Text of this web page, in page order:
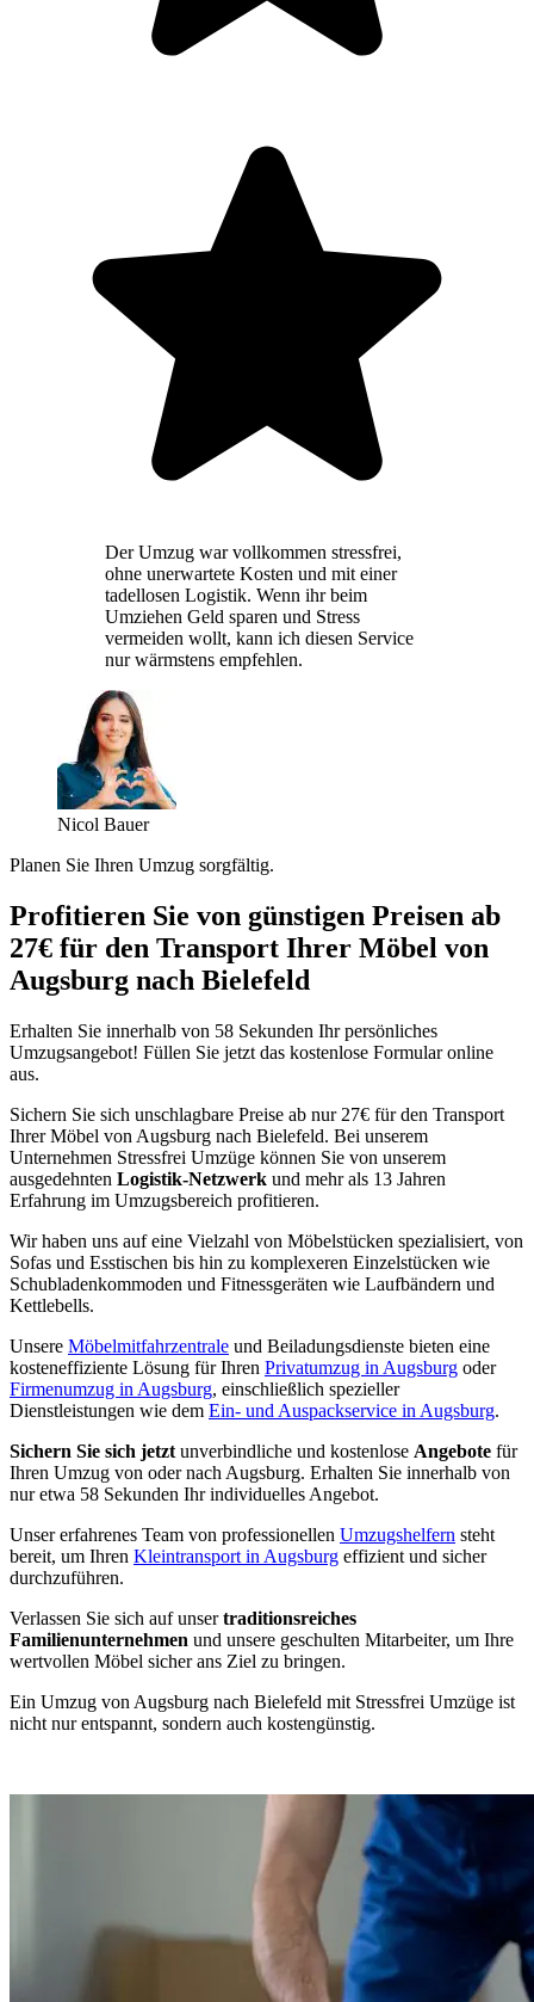
Der Umzug war vollkommen stressfrei,
ohne unerwartete Kosten und mit einer
tadellosen Logistik. Wenn ihr beim
Umziehen Geld sparen und Stress
vermeiden wollt, kann ich diesen Service
nur wärmstens empfehlen.
Nicol Bauer
Planen Sie Ihren Umzug sorgfältig.
Profitieren Sie von günstigen Preisen ab
27€ für den Transport Ihrer Möbel von
Augsburg nach Bielefeld
Erhalten Sie innerhalb von 58 Sekunden Ihr persönliches
Umzugsangebot! Füllen Sie jetzt das kostenlose Formular online
aus.
Sichern Sie sich unschlagbare Preise ab nur 27€ für den Transport
Ihrer Möbel von Augsburg nach Bielefeld. Bei unserem
Unternehmen Stressfrei Umzüge können Sie von unserem
ausgedehnten Logistik-Netzwerk und mehr als 13 Jahren
Erfahrung im Umzugsbereich profitieren.
Wir haben uns auf eine Vielzahl von Möbelstücken spezialisiert, von
Sofas und Esstischen bis hin zu komplexeren Einzelstücken wie
Schubladenkommoden und Fitnessgeräten wie Laufbändern und
Kettlebells.
Unsere Möbelmitfahrzentrale und Beiladungsdienste bieten eine
kosteneffiziente Lösung für Ihren Privatumzug in Augsburg oder
Firmenumzug in Augsburg, einschließlich spezieller
Dienstleistungen wie dem Ein- und Auspackservice in Augsburg.
Sichern Sie sich jetzt unverbindliche und kostenlose Angebote für
Ihren Umzug von oder nach Augsburg. Erhalten Sie innerhalb von
nur etwa 58 Sekunden Ihr individuelles Angebot.
Unser erfahrenes Team von professionellen Umzugshelfern steht
bereit, um Ihren Kleintransport in Augsburg effizient und sicher
durchzuführen.
Verlassen Sie sich auf unsertraditionsreiches
Familienunternehmen und unsere geschulten Mitarbeiter, um Ihre
wertvollen Möbel sicher ans Ziel zu bringen.
Ein Umzug von Augsburg nach Bielefeld mit Stressfrei Umzüge ist
nicht nur entspannt, sondern auch kostengünstig.